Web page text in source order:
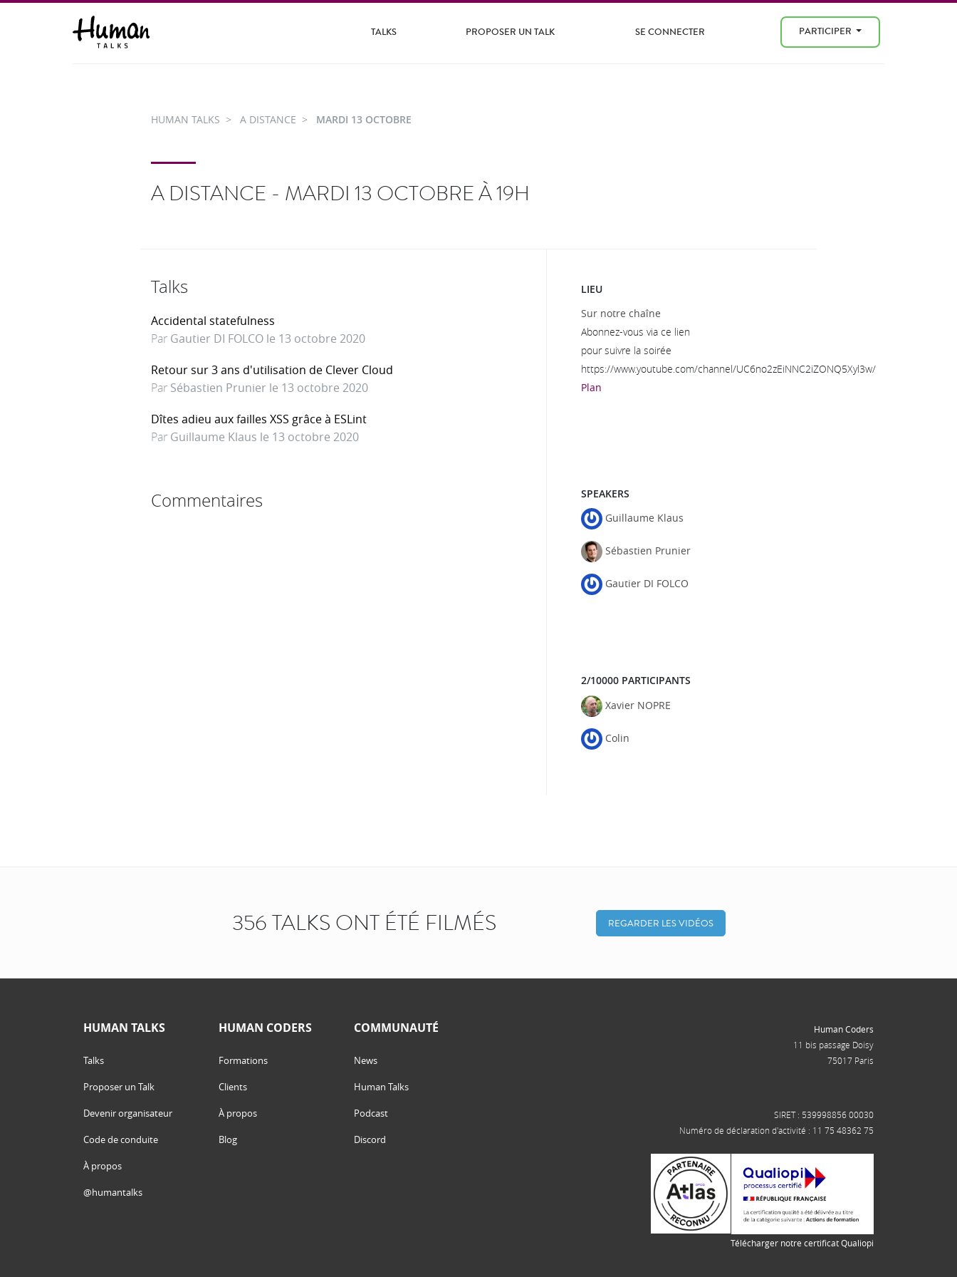
TALKS PROPOSER UN TALK SE CONNECTER PARTICIPER
HUMAN TALKS A DISTANCE MARDI 13 OCTOBRE
A DISTANCE - MARDI 13 OCTOBRE À 19H
Talks
Accidental statefulness
Par Gautier DI FOLCO le 13 octobre 2020
Retour sur 3 ans d'utilisation de Clever Cloud
Par Sébastien Prunier le 13 octobre 2020
Dîtes adieu aux failles XSS grâce à ESLint
Par Guillaume Klaus le 13 octobre 2020
Commentaires
LIEU
Sur notre chaîne
Abonnez-vous via ce lien
pour suivre la soirée
https://www.youtube.com/channel/UC6no2zEiNNC2iZONQ5Xyl3w/
Plan
SPEAKERS
Guillaume Klaus
Sébastien Prunier
Gautier DI FOLCO
2/10000 PARTICIPANTS
Xavier NOPRE
Colin
356 TALKS ONT ÉTÉ FILMÉS REGARDER LES VIDÉOS
HUMAN TALKS
Talks
Proposer un Talk
Devenir organisateur
Code de conduite
À propos
@humantalks
HUMAN CODERS
Formations
Clients
À propos
Blog
COMMUNAUTÉ
News
Human Talks
Podcast
Discord
Human Coders
11 bis passage Doisy
75017 Paris
SIRET : 539998856 00030
Numéro de déclaration d'activité : 11 75 48362 75
Télécharger notre certificat Qualiopi